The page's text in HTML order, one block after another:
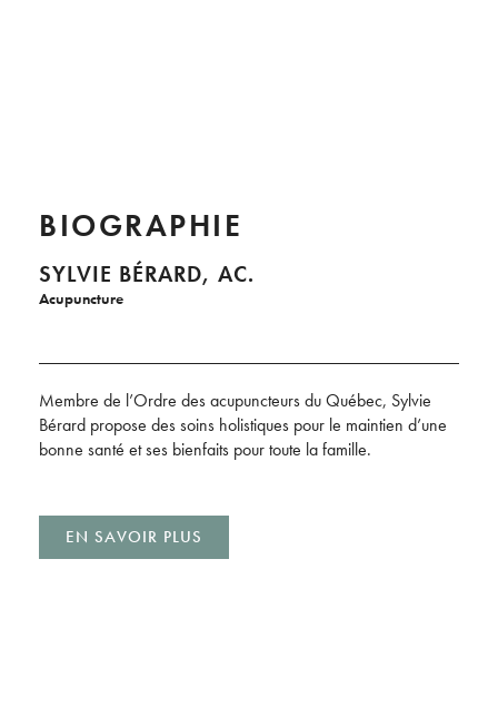
BIOGRAPHIE
SYLVIE BÉRARD, AC.
Acupuncture
Membre de l’Ordre des acupuncteurs du Québec, Sylvie
Bérard propose des soins holistiques pour le maintien d’une
bonne santé et ses bienfaits pour toute la famille.
EN SAVOIR PLUS